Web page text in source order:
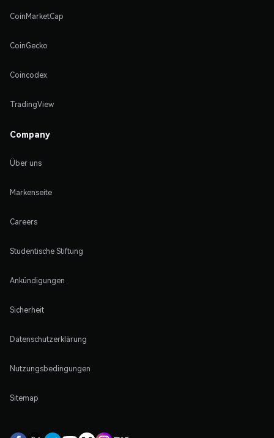
CoinMarketCap
CoinGecko
Coincodex
TradingView
Company
Über uns
Markenseite
Careers
Studentische Stiftung
Ankündigungen
Sicherheit
Datenschutzerklärung
Nutzungsbedingungen
Sitemap